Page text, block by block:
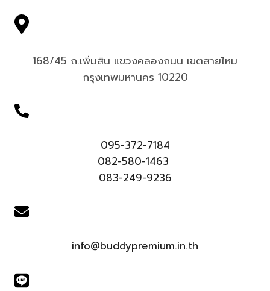
168/45 ถ.เพิ่มสิน แขวงคลองถนน เขตสายไหม
กรุงเทพมหานคร 10220
095-372-7184
082-580-1463
083-249-9236
info@buddypremium.in.th